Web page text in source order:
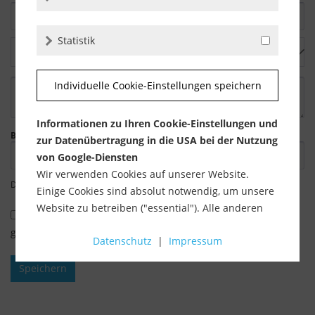
Bitte geben Sie die Zeichenfolge in das nachfolgende Textfeld ein.
Die mit einem * markierten Felder sind Pflichtfelder.
Ich habe dieDatenschutzbestimmungenzur Kenntnis
genommen.
Speichern
Statistik
Individuelle Cookie-Einstellungen speichern
Informationen zu Ihren Cookie-Einstellungen und
zur Datenübertragung in die USA bei der Nutzung
von Google-Diensten
Wir verwenden Cookies auf unserer Website.
Einige Cookies sind absolut notwendig, um unsere
Website zu betreiben ("essential"). Alle anderen
Verwendung zustimmen (z. B. für Google Maps).
Über die Auswahl bestimmter Cookies in den
Datenschutz | Impressum